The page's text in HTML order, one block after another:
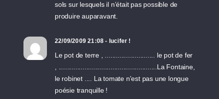
sols sur lesquels il n’était pas possible de
produire auparavant.
22/09/2009 21:08 - lucifer !
Le pot de terre , ........................... le pot de fer
, .....................................................La Fontaine,
le robinet .... La tomate n'est pas une longue
poésie tranquille !